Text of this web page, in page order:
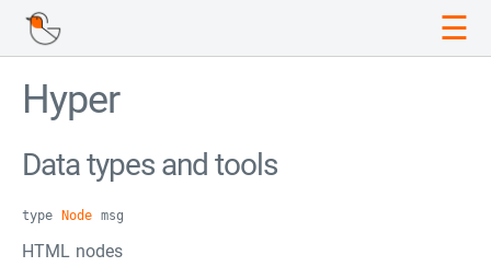
☰
Hyper
Data types and tools
type Node msg
HTML nodes